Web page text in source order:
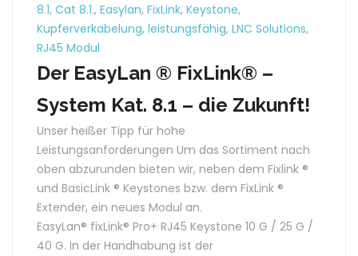
8.1, Cat 8.1., Easylan, FixLink, Keystone,
Kupferverkabelung, leistungsfähig, LNC Solutions,
RJ45 Modul
Der EasyLan ® FixLink® –
System Kat. 8.1 – die Zukunft!
Unser heißer Tipp für hohe
Leistungsanforderungen Um das Sortiment nach
oben abzurunden bieten wir, neben dem Fixlink ®
und BasicLink ® Keystones bzw. dem FixLink ®
Extender, ein neues Modul an.
EasyLan® fixLink® Pro+ RJ45 Keystone 10 G / 25 G /
40 G. In der Handhabung ist der